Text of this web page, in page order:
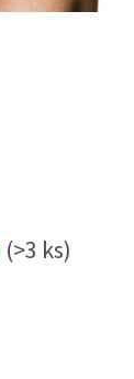
(>3 ks)